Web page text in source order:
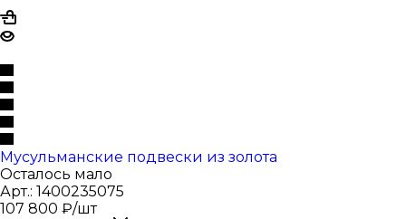
Мусульманские подвески из золота
Осталось мало
Арт.: 1400235075
107 800 ₽/шт